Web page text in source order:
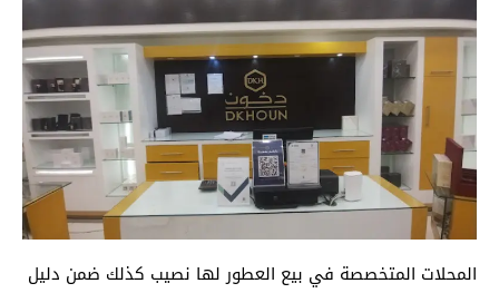
المحلات المتخصصة في بيع العطور لها نصيب كذلك ضمن دليل